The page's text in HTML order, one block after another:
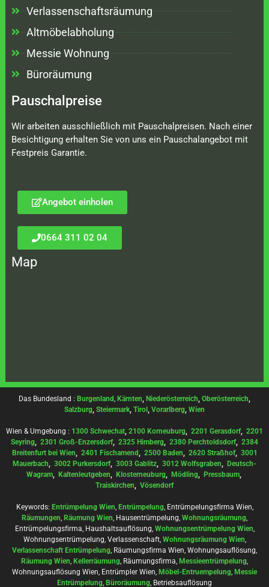
Verlassenschaftsräumung
Altmöbelabholung
Messie Wohnung
Büroräumung
Pauschalpreise
Wir arbeiten ausschließlich mit Pauschalpreisen. Nach einer
Besichtigung erhalten Sie von uns ein Pauschalangebot mit
Festpreis Garantie.
Angebot einholen
0664 311 02 04
Map
Das Bundesland : Burgenland, Kärnten, Niederösterreich, Oberösterreich,
Salzburg, Steiermark, Tirol , Vorarlberg, Wien
Wien & Umgebung : 1300 Schwechat, 2100 Korneuburg, 2201 Gerasdorf, 2201
Seyring, 2301 Groß-Enzersdorf, 2325 Himberg, 2380 Perchtoldsdorf, 2384
Breitenfurt bei Wien, 2401 Fischamend, 2500 Baden, 2620 Straßhof, 3001
Mauerbach, 3002 Purkersdorf, 3003 Gablitz, 3012 Wolfsgraben, Deutsch-
Wagram, Kaltenleutgeben, Klosterneuburg, Mödling, Pressbaum,
Traiskirchen, Vösendorf
Keywords: Entrümpelung Wien, Entrümpelung, Entrümpelungsfirma Wien,
Räumungen, Räumung Wien, Hausentrümpelung, Wohnungsräumung,
Entrümpelungsfirma, Haushaltsauflösung, Wohnungsentrümpelung Wien,
Wohnungsentrümpelung, Verlassenschaft, Wohnungsräumung Wien,
Verlassenschaft Entrümpelung, Räumungsfirma Wien, Wohnungsauflösung,
Räumung Wien, Kellerräumung, Räumungsfirma, Messieentrümpelung,
Wohnungsauflösung Wien, Entrümpler Wien, Möbel-Entruempelung, Messie
Entrümpelung, Büroräumung, Betriebsauflösung